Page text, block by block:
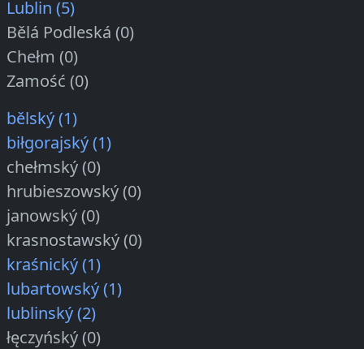
Lublin (5)
Bělá Podleská (0)
Chełm (0)
Zamość (0)
bělský (1)
biłgorajský (1)
chełmský (0)
hrubieszowský (0)
janowský (0)
krasnostawský (0)
kraśnický (1)
lubartowský (1)
lublinský (2)
łęczyńský (0)